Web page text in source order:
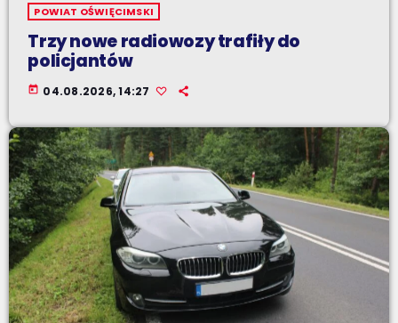
POWIAT OŚWIĘCIMSKI
Trzy nowe radiowozy trafiły do
policjantów
today 04.08.2026, 14:27